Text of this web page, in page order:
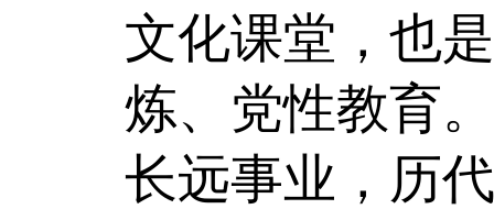
文化课堂，也
炼、党性教育
长远事业，历